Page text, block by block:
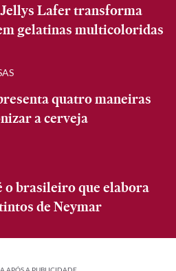
Lafer transforma
gelatinas multicoloridas
quatro maneiras
a cerveja
o brasileiro que elabora
de Neymar